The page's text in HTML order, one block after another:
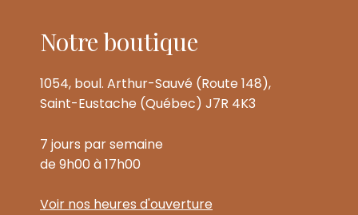
Notre boutique
1054, boul. Arthur-Sauvé (Route 148),
Saint-Eustache (Québec) J7R 4K3
7 jours par semaine
de 9h00 à 17h00
Voir nos heures d'ouverture